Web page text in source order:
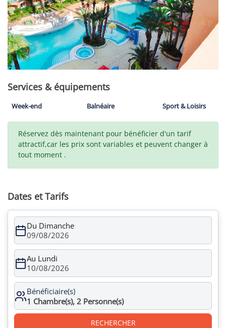
Services & équipements
Week-end Balnéaire Sport & Loisirs
Réservez dès maintenant pour bénéficier d'un tarif
attractif,car les prix sont variables et peuvent changer à
tout moment .
Dates et Tarifs
Du Dimanche
09/08/2026
Au Lundi
10/08/2026
Bénéficiaire(s)
1 Chambre(s), 2 Personne(s)
RECHERCHER